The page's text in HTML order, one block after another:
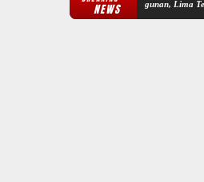
NEWS
Pencuri Besi Bangunan, Lima Tersangka